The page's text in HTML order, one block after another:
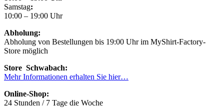
Samstag:
10:00 – 19:00 Uhr
Abholung:
Abholung von Bestellungen bis 19:00 Uhr im MyShirt-Factory-
Store möglich
Store Schwabach:
Mehr Informationen erhalten Sie hier…
Online-Shop:
24 Stunden / 7 Tage die Woche